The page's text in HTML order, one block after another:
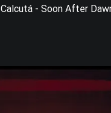
Calcutá - Soon After